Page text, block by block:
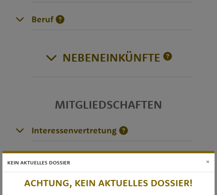
Beruf
NEBENEINKÜNFTE
MITGLIEDSCHAFTEN
Interessenvertretung
DIVERSES
KEIN AKTUELLES DOSSIER ×
ACHTUNG, KEIN AKTUELLES DOSSIER!